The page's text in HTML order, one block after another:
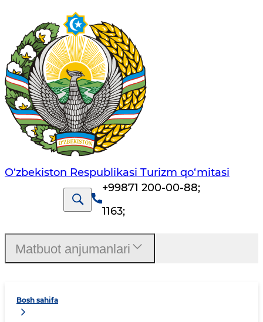
O‘zbekiston Respublikasi Turizm qo‘mitasi
+99871 200-00-88;
1163;
Bosh sahifa
Matbuot anjumanlari